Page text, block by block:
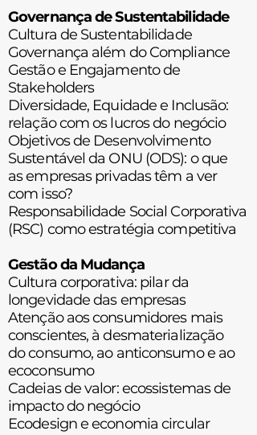
Governança de Sustentabilidade
Cultura de Sustentabilidade
Governança além do Compliance
Gestão e Engajamento de
Stakeholders
Diversidade, Equidade e Inclusão:
relação com os lucros do negócio
Objetivos de Desenvolvimento
Sustentável da ONU (ODS): o que
asempresas privadas têm a ver
com isso?
Responsabilidade Social Corporativa
(RSC) como estratégia competitiva
Gestão da Mudança
Cultura corporativa: pilar da
longevidade das empresas
Atenção aos consumidores mais
conscientes, à desmaterialização
doconsumo, ao anticonsumo e ao
ecoconsumo
Cadeias de valor: ecossistemas de
impacto do negócio
Ecodesign e economia circular